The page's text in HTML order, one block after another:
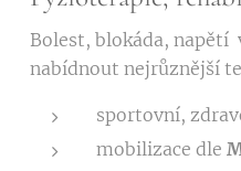
Bolest, blokáda, napětí
nabídnout nejrůznější
sportovní,
mobilizace dle